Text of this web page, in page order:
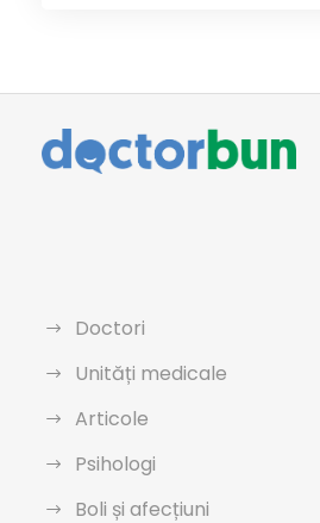
Doctori
Unități medicale
Articole
Psihologi
Boli și afecțiuni